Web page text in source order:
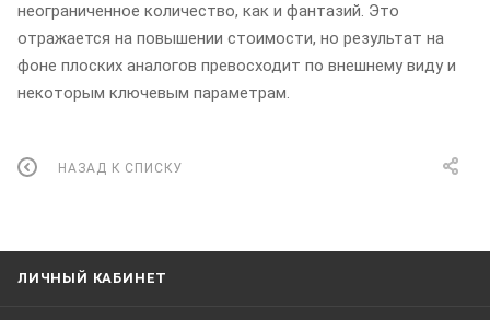
неограниченное количество, как и фантазий. Это
отражается на повышении стоимости, но результат на
фоне плоских аналогов превосходит по внешнему виду и
некоторым ключевым параметрам.
НАЗАД К СПИСКУ
ЛИЧНЫЙ КАБИНЕТ